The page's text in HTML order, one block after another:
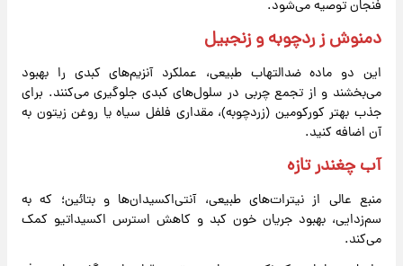
فنجان توصیه می‌شود.
دمنوش ز ردچوبه و زنجبیل
این دو ماده ضدالتهاب طبیعی، عملکرد آنزیم‌های کبدی را بهبود
می‌بخشند و از تجمع چربی در سلول‌های کبدی جلوگیری می‌کنند. برای
جذب بهتر کورکومین (زردچوبه)، مقداری فلفل سیاه یا روغن زیتون به
آن اضافه کنید.
آب چغندر تازه
منبع عالی از نیترات‌های طبیعی، آنتی‌اکسیدان‌ها و بتائین؛ که به
سم‌زدایی، بهبود جریان خون کبد و کاهش استرس اکسیداتیو کمک
می‌کند.